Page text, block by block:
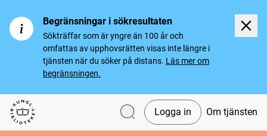
Begränsningar i sökresultaten
Sökträffar som är yngre än 100 år och
omfattas av upphovsrätten visas inte längre i
tjänsten när du söker på distans. Läs mer om
begränsningen.
Svenska tidningar
Logga in Om tjänsten